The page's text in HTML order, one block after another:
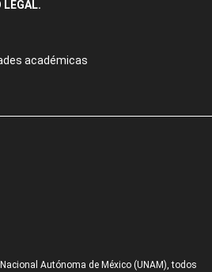
LEGAL.
académicas
Autónoma de México (UNAM), todos